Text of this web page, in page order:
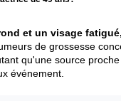
et un visage
de grossesse
qu'une source
événement.